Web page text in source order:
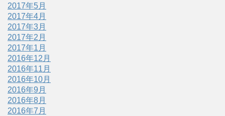
2017年5月
2017年4月
2017年3月
2017年2月
2017年1月
2016年12月
2016年11月
2016年10月
2016年9月
2016年8月
2016年7月